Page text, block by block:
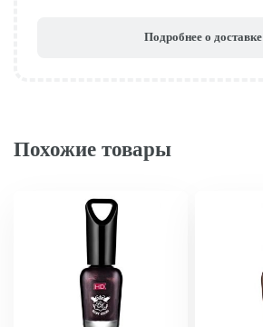
Подробнее о доставке
Похожие товары